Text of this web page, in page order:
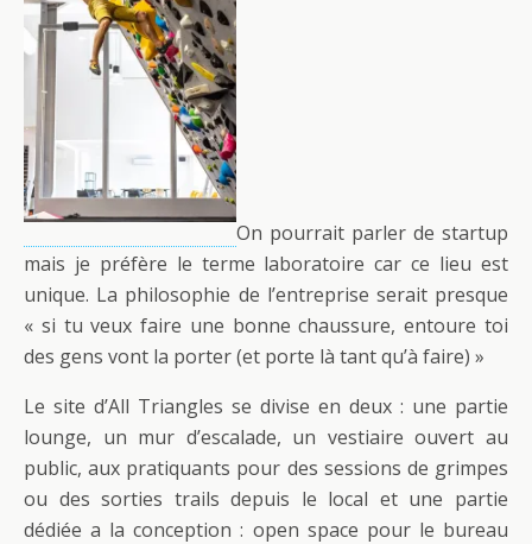
On pourrait parler de startup
mais je préfère le terme laboratoire car ce lieu est
unique. La philosophie de l’entreprise serait presque
« si tu veux faire une bonne chaussure, entoure toi
des gens vont la porter (et porte là tant qu’à faire) »
Le site d’All Triangles se divise en deux : une partie
lounge, un mur d’escalade, un vestiaire ouvert au
public, aux pratiquants pour des sessions de grimpes
ou des sorties trails depuis le local et une partie
dédiée a la conception : open space pour le bureau